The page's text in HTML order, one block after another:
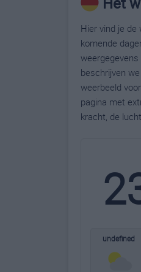
Hier vind je de
komende
beschrijven
weerbeeld
pagina met
kracht, de
undefined